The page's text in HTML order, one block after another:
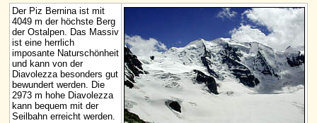
Der Piz Bernina ist mit
4049 m der höchste Berg
der Ostalpen. Das Massiv
ist eine herrlich
imposante Naturschönheit
und kann von der
Diavolezza besonders gut
bewundert werden. Die
2973 m hohe Diavolezza
kann bequem mit der
Seilbahn erreicht werden.